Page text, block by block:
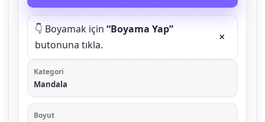
👇 Boyamak için “Boyama Yap”
butonuna tıkla.
×
Kategori
Mandala
Boyut